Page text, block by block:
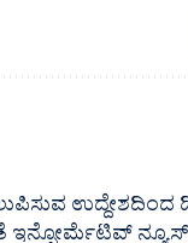
ಉದ್ದೇಶದಿಂದ